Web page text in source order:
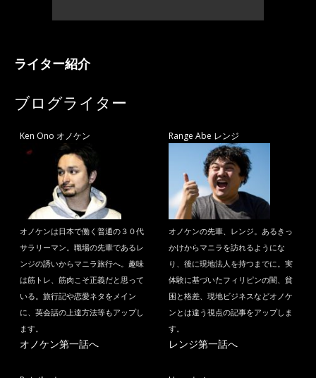
ライター紹介
ブログライター
Ken Ono オノケン
オノケンは日本で働く普通の３０代
サラリーマン。職場の先輩であるレ
ンジの誘いからマニラ旅行へ。趣味
は筋トレ、筋肉こそ正義だと思って
いる。旅行記や恋愛ネタをメイン
に、英会話の上達方法等もアップし
ます。
オノケン第一話へ
Range Abe レンジ
オノケンの先輩、レンジ。あるきっ
かけからマニラを訪れるようにな
り、後に現地法人を持つまでに。実
体験に基づいたフィリピンの闇、貧
困と格差、現地ビジネスなどオノケ
ンとは違う視点の記事をアップしま
す。
レンジ第一話へ